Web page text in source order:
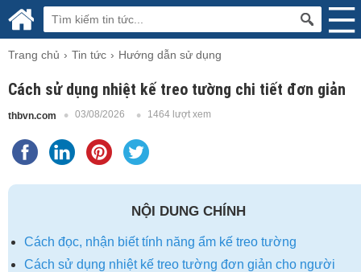
Trang chủ Tin tức Hướng dẫn sử dụng
Cách sử dụng nhiệt kế treo tường chi tiết đơn giản
thbvn.com 03/08/2026 1464 lượt xem
NỘI DUNG CHÍNH
Cách đọc, nhận biết tính năng ẩm kế treo tường
Cách sử dụng nhiệt kế treo tường đơn giản cho người